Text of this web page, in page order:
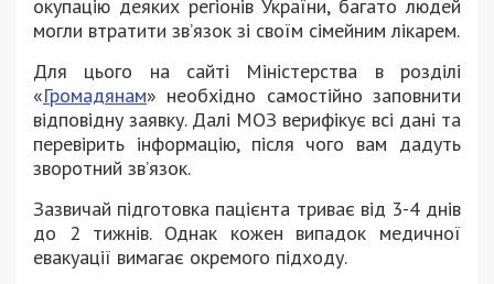
окупацію деяких регіонів України, багато людей
могли втратити зв’язок зі своїм сімейним лікарем.
Для цього на сайті Міністерства в розділі
«Громадянам» необхідно самостійно заповнити
відповідну заявку. Далі МОЗ верифікує всі дані та
перевірить інформацію, після чого вам дадуть
зворотний зв’язок.
Зазвичай підготовка пацієнта триває від 3-4 днів
до 2 тижнів. Однак кожен випадок медичної
евакуації вимагає окремого підходу.